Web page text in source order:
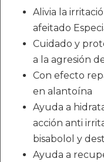
Alivia la
afeitado
Cuidado y
a la agresión
Con efecto
en alantoína
Ayuda a
acción anti
bisabolol y
Ayuda a